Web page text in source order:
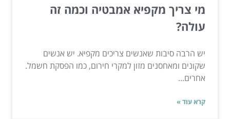
מי צריך מקפיא אמבטיה וכמה זה
עולה?
יש הרבה סיבות שאנשים צריכים מקפיא. יש אנשים
שקונים ומאחסנים מזון למקרי חירום, כמו הפסקת חשמל.
אחרים...
קרא עוד »